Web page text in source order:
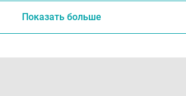
Показать больше